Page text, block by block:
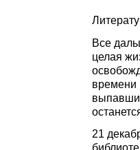
Все
целая
времени
21